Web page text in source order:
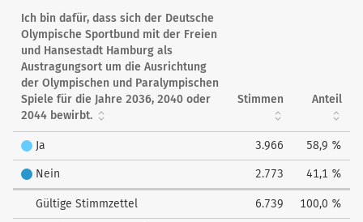
Ich bin dafür, dass sich der Deutsche
Olympische Sportbund mit der Freien
und Hansestadt Hamburg als
Austragungsort um die Ausrichtung
der Olympischen und Paralympischen
Spiele für die Jahre 2036, 2040 oder
2044 bewirbt.
Stimmen Anteil
Ja 3.966 58,9 %
Nein 2.773 41,1 %
Gültige Stimmzettel 6.739 100,0 %